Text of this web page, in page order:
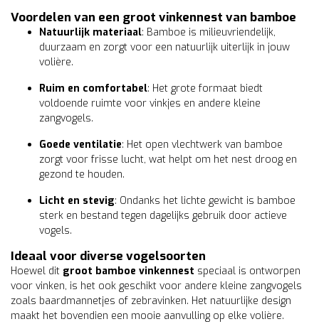
Voordelen van een groot vinkennest van bamboe
Natuurlijk materiaal: Bamboe is milieuvriendelijk,
duurzaam en zorgt voor een natuurlijk uiterlijk in jouw
volière.
Ruim en comfortabel: Het grote formaat biedt
voldoende ruimte voor vinkjes en andere kleine
zangvogels.
Goede ventilatie: Het open vlechtwerk van bamboe
zorgt voor frisse lucht, wat helpt om het nest droog en
gezond te houden.
Licht en stevig: Ondanks het lichte gewicht is bamboe
sterk en bestand tegen dagelijks gebruik door actieve
vogels.
Ideaal voor diverse vogelsoorten
Hoewel dit groot bamboe vinkennest speciaal is ontworpen
voor vinken, is het ook geschikt voor andere kleine zangvogels
zoals baardmannetjes of zebravinken. Het natuurlijke design
maakt het bovendien een mooie aanvulling op elke volière.